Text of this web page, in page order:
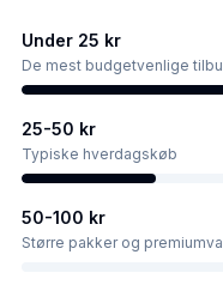
Under 25 kr
De mest budgetvenlige
25-50 kr
Typiske hverdagskøb
50-100 kr
Større pakker og